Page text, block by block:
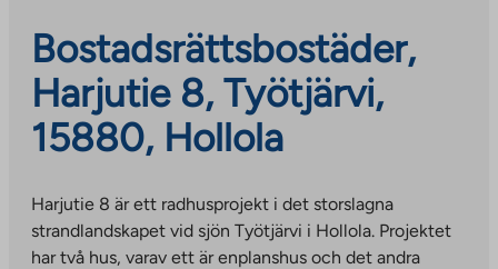
Bostadsrättsbostäder,
Harjutie 8, Työtjärvi,
15880, Hollola
Harjutie 8 är ett radhusprojekt i det storslagna
strandlandskapet vid sjön Työtjärvi i Hollola. Projektet
har två hus, varav ett är enplanshus och det andra